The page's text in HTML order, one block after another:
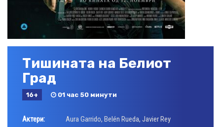
Тишината на Белиот
Град
16+ 01 час 50 минути
Актери: Aura Garrido, Belén Rueda, Javier Rey